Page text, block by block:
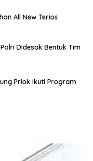
All New Terios
Didesak Bentuk Tim
Priok Ikuti Program